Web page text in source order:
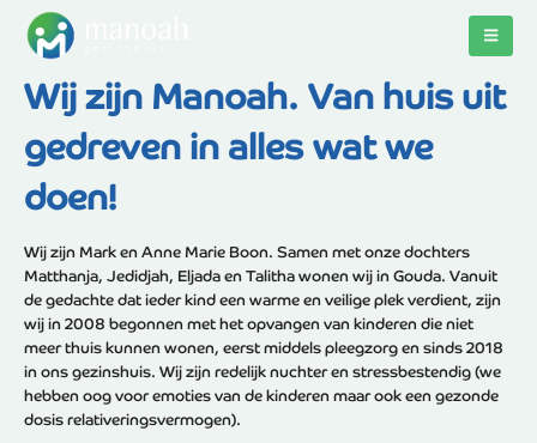
Wij zijn Manoah. Van huis uit
gedreven in alles wat we
doen!
Wij zijn Mark en Anne Marie Boon. Samen met onze dochters
Matthanja, Jedidjah, Eljada en Talitha wonen wij in Gouda. Vanuit
de gedachte dat ieder kind een warme en veilige plek verdient, zijn
wij in 2008 begonnen met het opvangen van kinderen die niet
meer thuis kunnen wonen, eerst middels pleegzorg en sinds 2018
in ons gezinshuis. Wij zijn redelijk nuchter en stressbestendig (we
hebben oog voor emoties van de kinderen maar ook een gezonde
dosis relativeringsvermogen).